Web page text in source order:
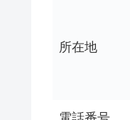
所在地